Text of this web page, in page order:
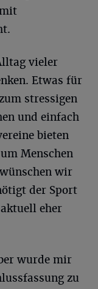
vieler
Etwas für
stressigen
und einfach
bieten
Menschen
wir
der Sport
eher
wurde mir
zu